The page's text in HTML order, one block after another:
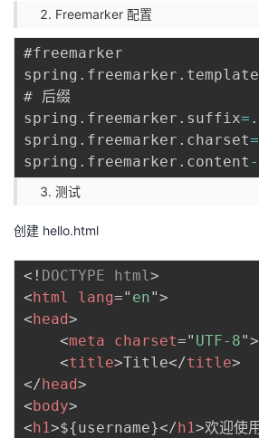
Freemarker 配置
#freemarker
spring . freemarker . template
# 后缀
spring . freemarker . suffix= .
spring . freemarker . charset=
spring . freemarker . content -
测试
创建 hello.html
<! DOCTYPE html>
<html lang=" en">
<head>
<meta charset=" UTF-8">
<title>Title</title>
</head>
<body>
<h1>${username}</h1>